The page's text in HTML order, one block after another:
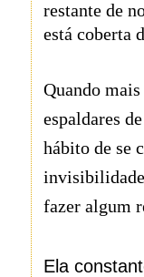
restante de
está coberta
Quando
espaldares
hábito de se
fazer algum
Ela